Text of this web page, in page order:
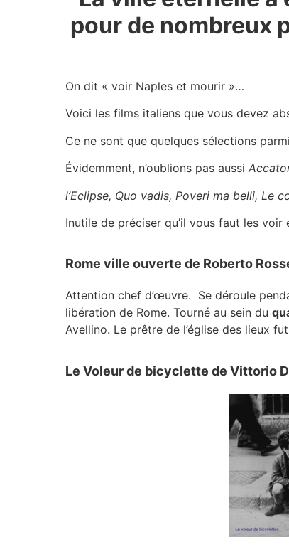
pour de nombreux
On dit « voir Naples et mourir »…
Voici les films italiens que vous devez
Ce ne sont que quelques sélections
Évidemment, n’oublions pas aussi
l’Eclipse, Quo vadis, Poveri ma belli, Le
Inutile de préciser qu’il vous faut les voir
Rome ville ouverte de Roberto
Attention chef d’œuvre. Se déroule
libération de Rome. Tourné au sein du
Avellino. Le prêtre de l’église des lieux
Le Voleur de bicyclette de Vittorio